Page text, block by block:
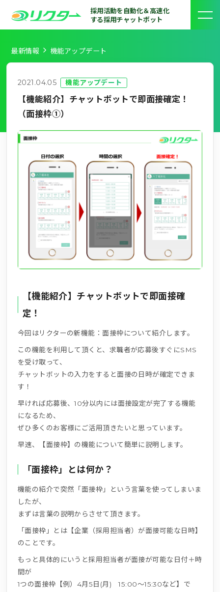
採用活動を自動化＆高速化
する採用チャットボット
最新情報 機能アップデート
2021.04.05 機能アップデート
【機能紹介】チャットボットで即面接確定！
（面接枠①）
【機能紹介】チャットボットで即面接確
定！
今回はリクターの新機能：面接枠について紹介します。
この機能を利用して頂くと、求職者が応募後すぐにSMS
を受け取って、
チャットボットの入力をすると面接の日時が確定できま
す！
早ければ応募後、10分以内には面接設定が完了する機能
になるため、
ぜひ多くのお客様にご活用頂きたいと思っています。
早速、【面接枠】の機能について簡単に説明します。
「面接枠」とは何か？
機能の紹介で突然「面接枠」という言葉を使ってしまいま
したが、
まずは言葉の説明からさせて頂きます。
「面接枠」とは【企業（採用担当者）が面接可能な日時】
のことです。
もっと具体的にいうと採用担当者が面接が可能な日付＋時
間が
1つの面接枠【例）4月5日(月) 15:00～15:30など】で